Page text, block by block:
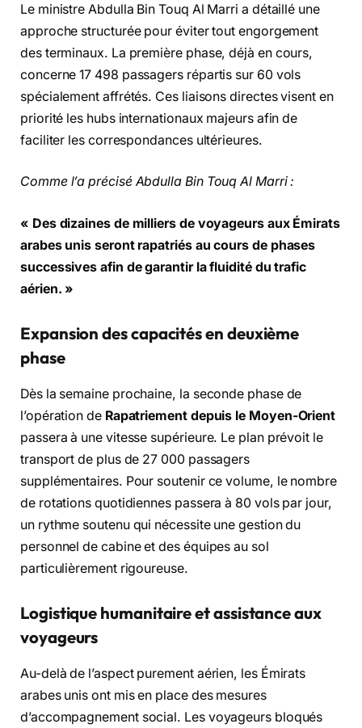
Le ministre Abdulla Bin Touq Al Marri a détaillé une
approche structurée pour éviter tout engorgement
des terminaux. La première phase, déjà en cours,
concerne 17 498 passagers répartis sur 60 vols
spécialement affrétés. Ces liaisons directes visent en
priorité les hubs internationaux majeurs afin de
faciliter les correspondances ultérieures.
Comme l’a précisé Abdulla Bin Touq Al Marri :
« Des dizaines de milliers de voyageurs aux Émirats
arabes unis seront rapatriés au cours de phases
successives afin de garantir la fluidité du trafic
aérien. »
Expansion des capacités en deuxième
phase
Dès la semaine prochaine, la seconde phase de
l’opération de Rapatriement depuis le Moyen-Orient
passera à une vitesse supérieure. Le plan prévoit le
transport de plus de 27 000 passagers
supplémentaires. Pour soutenir ce volume, le nombre
de rotations quotidiennes passera à 80 vols par jour,
un rythme soutenu qui nécessite une gestion du
personnel de cabine et des équipes au sol
particulièrement rigoureuse.
Logistique humanitaire et assistance aux
voyageurs
Au-delà de l’aspect purement aérien, les Émirats
arabes unis ont mis en place des mesures
d’accompagnement social. Les voyageurs bloqués